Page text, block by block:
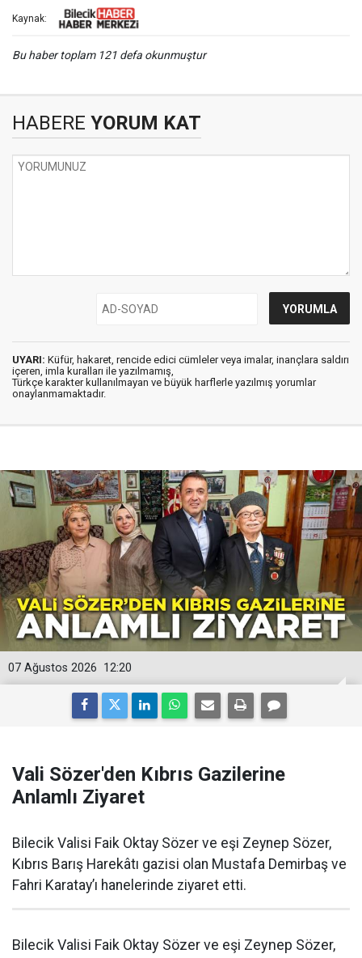
Kaynak:
Bu haber toplam 121 defa okunmuştur
HABERE YORUM KAT
UYARI: Küfür, hakaret, rencide edici cümleler veya imalar, inançlara saldırı
içeren, imla kuralları ile yazılmamış,
Türkçe karakter kullanılmayan ve büyük harflerle yazılmış yorumlar
onaylanmamaktadır.
12:20
07 Ağustos 2026
Vali Sözer'den Kıbrıs Gazilerine
Anlamlı Ziyaret
Bilecik Valisi Faik Oktay Sözer ve eşi Zeynep Sözer,
Kıbrıs Barış Harekâtı gazisi olan Mustafa Demirbaş ve
Fahri Karatay’ı hanelerinde ziyaret etti.
Bilecik Valisi Faik Oktay Sözer ve eşi Zeynep Sözer,